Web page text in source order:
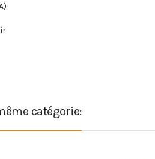
catégorie: